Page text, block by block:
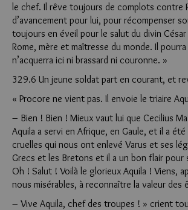
le chef. Il rêve toujours de complots contre
d’avancement pour lui, pour récompenser
toujours en éveil pour le salut du divin
Rome, mère et maîtresse du monde. Il pourra
n’acquerra ici ni brassard ni couronne. »
329.6 Un jeune soldat part en courant, et
« Procore ne vient pas. Il envoie le triaire
– Bien ! Bien ! Mieux vaut lui que Cecilius
Aquila a servi en Afrique, en Gaule, et il a
cruelles qui nous ont enlevé Varus et ses
Grecs et les Bretons et il a un bon flair pour
Oh ! Salut ! Voilà le glorieux Aquila ! Viens,
nous misérables, à reconnaître la valeur des
– Vive Aquila, chef des troupes ! » crient